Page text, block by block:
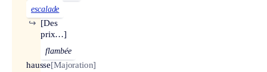
escalade
[Des
prix…]
↪
flambée
hausse[Majoration]